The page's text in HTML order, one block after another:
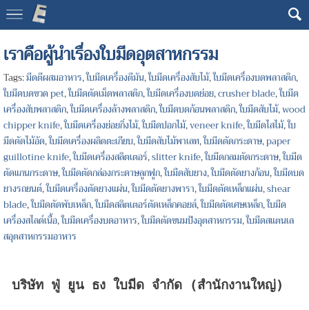
https://www.fytblade.com
เราคือผู้นำเรื่องใบมีดอุตสาหกรรม
Tags:มีดตีผสมอาหาร,ใบมีดเครื่องตีมัน,ใบมีดเครื่องสับไม้,ใบมีดเครื่องบดพลาสติก,
ใบมีดบดขวด pet,ใบมีดตัดเม็ดพลาสติก,ใบมีดเครื่องบดย่อย,crusher blade,ใบมีด
เครื่องสับพลาสติก,ใบมีดเครื่องล้างพลาสติก,ใบมีดบดก้อนพลาสติก,ใบมีดสับไม้,wood
chipper knife,ใบมีดเครื่องย่อยกิ่งไม้,ใบมีดปอกไม้,veneer knife,ใบมีดไสไม้,ใบ
มีดตัดไม้อัด,ใบมีดเครื่องผลิตตะเกียบ,ใบมีดสับไม้พาเลท,ใบมีดตัดกระดาษ,paper
guillotine knife,ใบมีดเครื่องสลิตเตอร์,slitter knife,ใบมีดกลมตัดกระดาษ,ใบมีด
ตัดแกนกระดาษ,ใบมีดตัดกล่องกระดาษลูกฟูก,ใบมีดสับยาง,ใบมีดตัดยางก้อน,ใบมีดบด
ยางรถยนต์,ใบมีดเครื่องตัดยางแผ่น,ใบมีดตัดยางพารา,ใบมีดตัดเหล็กแผ่น,shear
blade,ใบมีดตัดพับเหล็ก,ใบมีดสลิตเตอร์ตัดเหล็กคอยล์,ใบมีดตัดเศษเหล็ก,ใบมีด
เครื่องสไลด์เนื้อ,ใบมีดเครื่องบดอาหาร,ใบมีดตัดขนมปังอุตสาหกรรม,ใบมีดสแตนเล
สอุตสาหกรรมอาหาร
บริษัท ฟู่ ยูน ธง ใบมีด จำกัด (สำนักงานใหญ่)